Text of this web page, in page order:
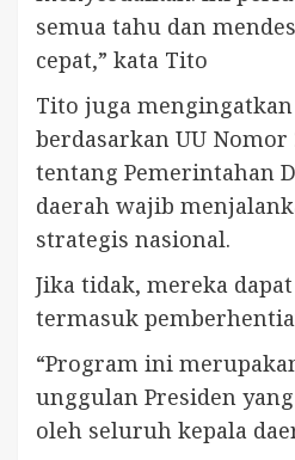
semua tahu dan
cepat,” kata Tito
Tito juga
berdasarkan UU Nomor
tentang Pemerintahan
daerah wajib
strategis nasional.
Jika tidak, mereka
termasuk
“Program ini
unggulan Presiden
oleh seluruh kepala